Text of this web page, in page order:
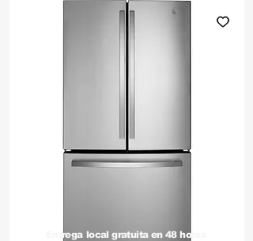
Entrega local gratuita en 48 horas